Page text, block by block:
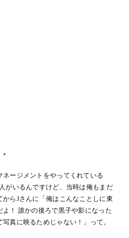
ネージメントをやってくれている
がいるんですけど、当時は俺もまだ
らJさんに「俺はこんなことしに東
！ 誰かの後ろで黒子や影になった
真に映るためじゃない！」って。